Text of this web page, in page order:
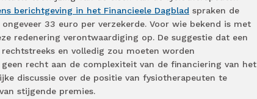
berichtgeving in het Financieele Dagblad spraken de
33 euro per verzekerde. Voor wie bekend is met
redenering verontwaardiging op. De suggestie dat een
en volledig zou moeten worden
recht aan de complexiteit van de financiering van het
discussie over de positie van fysiotherapeuten te
stijgende premies.